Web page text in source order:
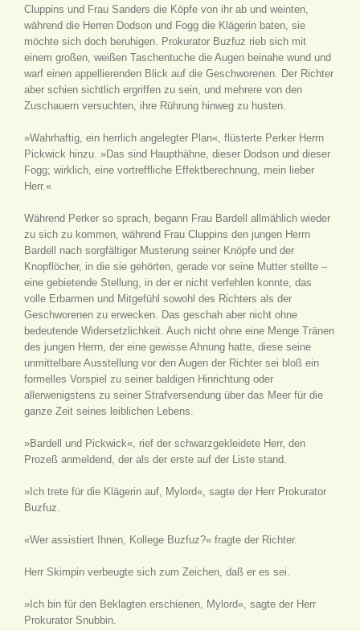
Cluppins und Frau Sanders die Köpfe von ihr ab und weinten,
während die Herren Dodson und Fogg die Klägerin baten, sie
möchte sich doch beruhigen. Prokurator Buzfuz rieb sich mit
einem großen, weißen Taschentuche die Augen beinahe wund und
warf einen appellierenden Blick auf die Geschworenen. Der Richter
aber schien sichtlich ergriffen zu sein, und mehrere von den
Zuschauern versuchten, ihre Rührung hinweg zu husten.
»Wahrhaftig, ein herrlich angelegter Plan«, flüsterte Perker Herrn
Pickwick hinzu. »Das sind Haupthähne, dieser Dodson und dieser
Fogg; wirklich, eine vortreffliche Effektberechnung, mein lieber
Herr.«
Während Perker so sprach, begann Frau Bardell allmählich wieder
zu sich zu kommen, während Frau Cluppins den jungen Herrn
Bardell nach sorgfältiger Musterung seiner Knöpfe und der
Knopflöcher, in die sie gehörten, gerade vor seine Mutter stellte –
eine gebietende Stellung, in der er nicht verfehlen konnte, das
volle Erbarmen und Mitgefühl sowohl des Richters als der
Geschworenen zu erwecken. Das geschah aber nicht ohne
bedeutende Widersetzlichkeit. Auch nicht ohne eine Menge Tränen
des jungen Herrn, der eine gewisse Ahnung hatte, diese seine
unmittelbare Ausstellung vor den Augen der Richter sei bloß ein
formelles Vorspiel zu seiner baldigen Hinrichtung oder
allerwenigstens zu seiner Strafversendung über das Meer für die
ganze Zeit seines leiblichen Lebens.
»Bardell und Pickwick«, rief der schwarzgekleidete Herr, den
Prozeß anmeldend, der als der erste auf der Liste stand.
»Ich trete für die Klägerin auf, Mylord«, sagte der Herr Prokurator
Buzfuz.
«Wer assistiert Ihnen, Kollege Buzfuz?« fragte der Richter.
Herr Skimpin verbeugte sich zum Zeichen, daß er es sei.
»Ich bin für den Beklagten erschienen, Mylord«, sagte der Herr
Prokurator Snubbin.